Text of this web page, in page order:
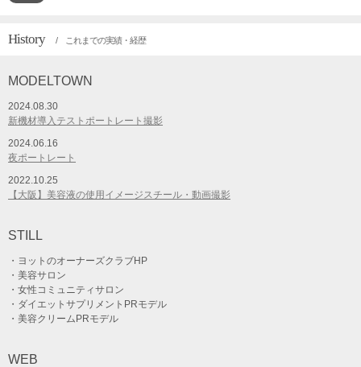
History / これまでの実績・経歴
MODELTOWN
2024.08.30
新機材導入テストポートレート撮影
2024.06.16
夜ポートレート
2022.10.25
【大阪】美容液の使用イメージスチール・動画撮影
STILL
・ヨットのオーナーズクラブHP
・美容サロン
・女性コミュニティサロン
・ダイエットサプリメントPRモデル
・美容クリームPRモデル
WEB